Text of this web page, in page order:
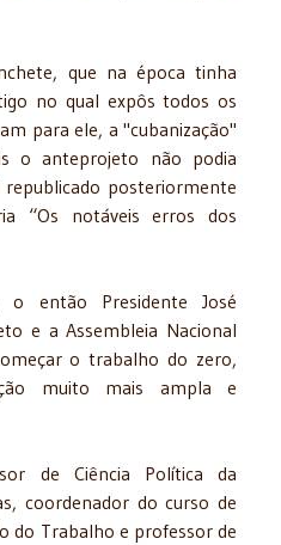
que na época tinha
no qual expôs todos os
para ele, a "cubanização"
o anteprojeto não podia
posteriormente
“Os notáveis erros dos
o então Presidente José
e a Assembleia Nacional
o trabalho do zero,
muito mais ampla e
de Ciência Política da
coordenador do curso de
do Trabalho e professor de